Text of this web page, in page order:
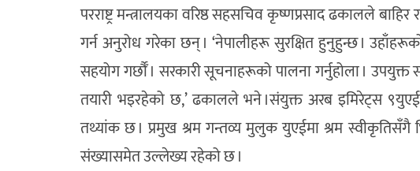
परराष्ट्र मन्त्रालयका वरिष्ठ सहसचिव कृष्णप्रसाद ढकालले
गर्न अनुरोध गरेका छन् । ‘नेपालीहरू सुरक्षित हुनुहुन्छ ।
सहयोग गर्छौँ । सरकारी सूचनाहरूको पालना गर्नुहोला ।
तयारी भइरहेको छ,’ ढकालले भने ।संयुक्त अरब इमिरेट्स
तथ्यांक छ । प्रमुख श्रम गन्तव्य मुलुक युएईमा श्रम स्वीकृतिसँगै
संख्यासमेत उल्लेख्य रहेको छ ।